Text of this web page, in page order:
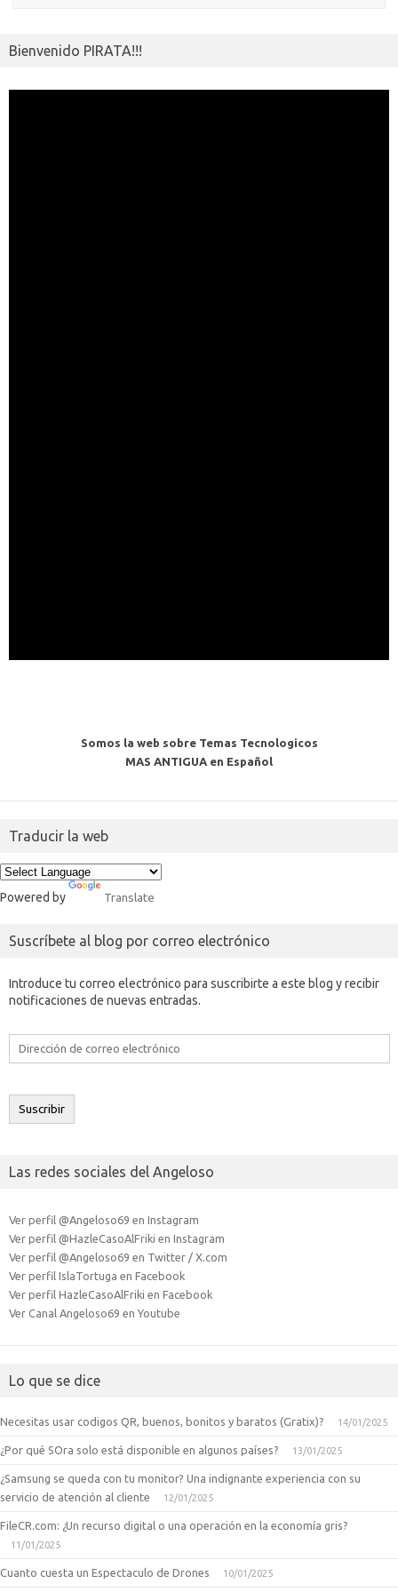
Bienvenido PIRATA!!!
Somos la web sobre Temas Tecnologicos
MAS ANTIGUA en Español
Traducir la web
Powered by Translate
Suscríbete al blog por correo electrónico
Introduce tu correo electrónico para suscribirte a este blog y recibir
notificaciones de nuevas entradas.
Dirección
electrónico
Suscribir
Las redes sociales del Angeloso
Ver perfil @Angeloso69 en Instagram
Ver perfil @HazleCasoAlFriki en Instagram
Ver perfil @Angeloso69 en Twitter / X.com
Ver perfil IslaTortuga en Facebook
Ver perfil HazleCasoAlFriki en Facebook
Ver Canal Angeloso69 en Youtube
Lo que se dice
Necesitas usar codigos QR, buenos, bonitos y baratos (Gratix)? 14/01/2025
¿Por qué SOra solo está disponible en algunos países? 13/01/2025
¿Samsung se queda con tu monitor? Una indignante experiencia con su
servicio de atención al cliente
12/01/2025
FileCR.com: ¿Un recurso digital o una operación en la economía gris?
11/01/2025
Cuanto cuesta un Espectaculo de Drones 10/01/2025